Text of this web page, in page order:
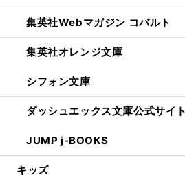
集英社Webマガジン コバルト
集英社オレンジ文庫
シフォン文庫
ダッシュエックス文庫公式サイト
JUMP j-BOOKS
キッズ